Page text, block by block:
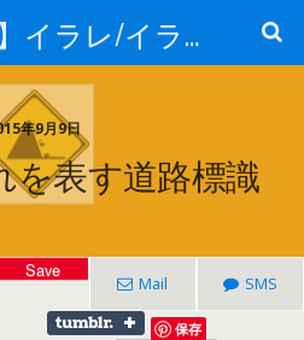
【無料配布】イラレ/イラストレーター/ベクトル パスデータ保管庫【ai・eps 商用可能ベクター素材】
年9月9日
を表す道路標識
Save
Mail SMS
保存